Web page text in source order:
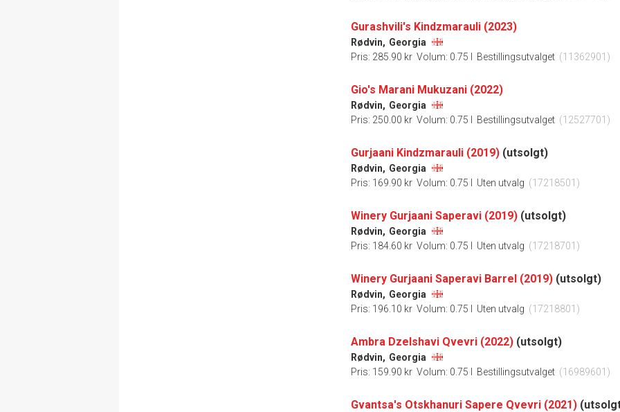
Gurashvili's Kindzmarauli (2023)
Rødvin, Georgia
Pris: 285.90 kr Volum: 0.75 l Bestillingsutvalget (11362901)
Gio's Marani Mukuzani (2022)
Rødvin, Georgia
Pris: 250.00 kr Volum: 0.75 l Bestillingsutvalget (12527701)
Gurjaani Kindzmarauli (2019) (utsolgt)
Rødvin, Georgia
Pris: 169.90 kr Volum: 0.75 l Uten utvalg (17218501)
Winery Gurjaani Saperavi (2019) (utsolgt)
Rødvin, Georgia
Pris: 184.60 kr Volum: 0.75 l Uten utvalg (17218701)
Winery Gurjaani Saperavi Barrel (2019) (utsolgt)
Rødvin, Georgia
Pris: 196.10 kr Volum: 0.75 l Uten utvalg (17218801)
Ambra Dzelshavi Qvevri (2022) (utsolgt)
Rødvin, Georgia
Pris: 159.90 kr Volum: 0.75 l Bestillingsutvalget (16989601)
Gvantsa's Otskhanuri Sapere Qvevri (2021)